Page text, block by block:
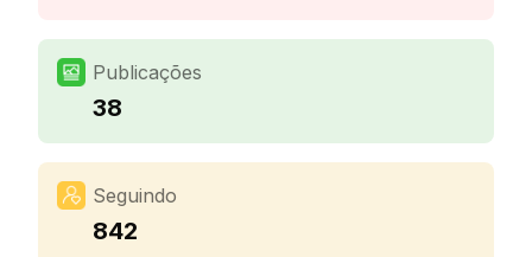
Publicações
38
Seguindo
842